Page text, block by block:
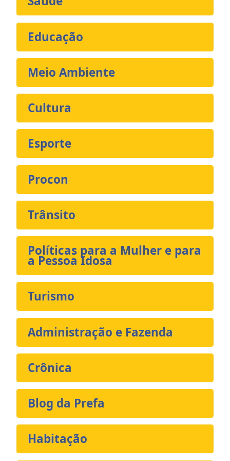
Educação
Meio Ambiente
Cultura
Esporte
Procon
Trânsito
Políticas para a Mulher e para
a Pessoa Idosa
Turismo
Administração e Fazenda
Crônica
Blog da Prefa
Habitação